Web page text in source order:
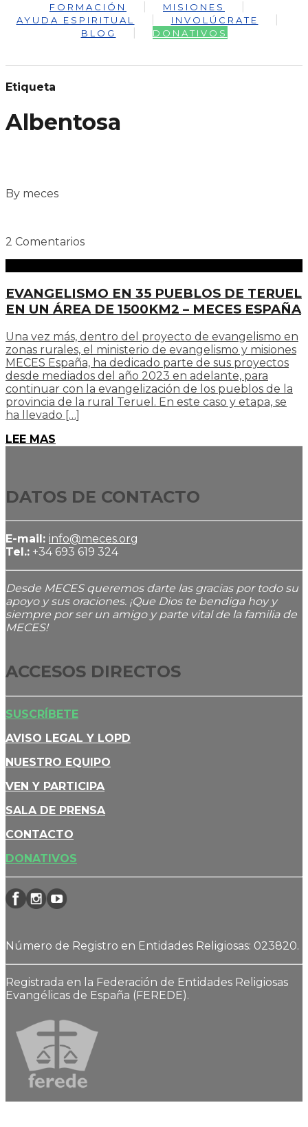
FORMACIÓN
MISIONES
AYUDA ESPIRITUAL
INVOLÚCRATE
BLOG
DONATIVOS
Etiqueta
Albentosa
By meces
2 Comentarios
EVANGELISMO EN 35 PUEBLOS DE TERUEL
EN UN ÁREA DE 1500KM2 – MECES ESPAÑA
Una vez más, dentro del proyecto de evangelismo en
zonas rurales, el ministerio de evangelismo y misiones
MECES España, ha dedicado parte de sus proyectos
desde mediados del año 2023 en adelante, para
continuar con la evangelización de los pueblos de la
provincia de la rural Teruel. En este caso y etapa, se
ha llevado […]
LEE MAS
DATOS DE CONTACTO
E-mail: info@meces.org
Tel.: +34 693 619 324
Desde MECES queremos darte las gracias por todo su
apoyo y sus oraciones. ¡Que Dios te bendiga hoy y
siempre por ser un amigo y parte vital de la familia de
MECES!
ACCESOS DIRECTOS
SUSCRÍBETE
AVISO LEGAL Y LOPD
NUESTRO EQUIPO
VEN Y PARTICIPA
SALA DE PRENSA
CONTACTO
DONATIVOS
Número de Registro en Entidades Religiosas: 023820.
Registrada en la Federación de Entidades Religiosas
Evangélicas de España (FEREDE).